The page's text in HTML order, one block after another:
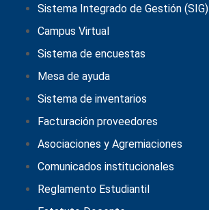
Sistema Integrado de Gestión (SIG)
Campus Virtual
Sistema de encuestas
Mesa de ayuda
Sistema de inventarios
Facturación proveedores
Asociaciones y Agremiaciones
Comunicados institucionales
Reglamento Estudiantil